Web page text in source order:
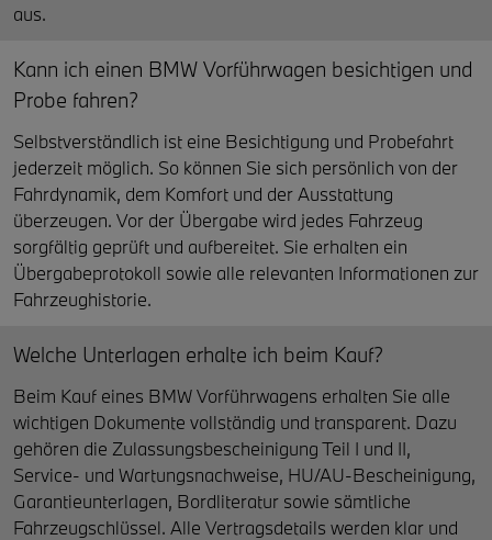
aus.
Kann ich einen BMW Vorführwagen besichtigen und
Probe fahren?
Selbstverständlich ist eine Besichtigung und Probefahrt
jederzeit möglich. So können Sie sich persönlich von der
Fahrdynamik, dem Komfort und der Ausstattung
überzeugen. Vor der Übergabe wird jedes Fahrzeug
sorgfältig geprüft und aufbereitet. Sie erhalten ein
Übergabeprotokoll sowie alle relevanten Informationen zur
Fahrzeughistorie.
Welche Unterlagen erhalte ich beim Kauf?
Beim Kauf eines BMW Vorführwagens erhalten Sie alle
wichtigen Dokumente vollständig und transparent. Dazu
gehören die Zulassungsbescheinigung Teil I und II,
Service- und Wartungsnachweise, HU/AU-Bescheinigung,
Garantieunterlagen, Bordliteratur sowie sämtliche
Fahrzeugschlüssel. Alle Vertragsdetails werden klar und